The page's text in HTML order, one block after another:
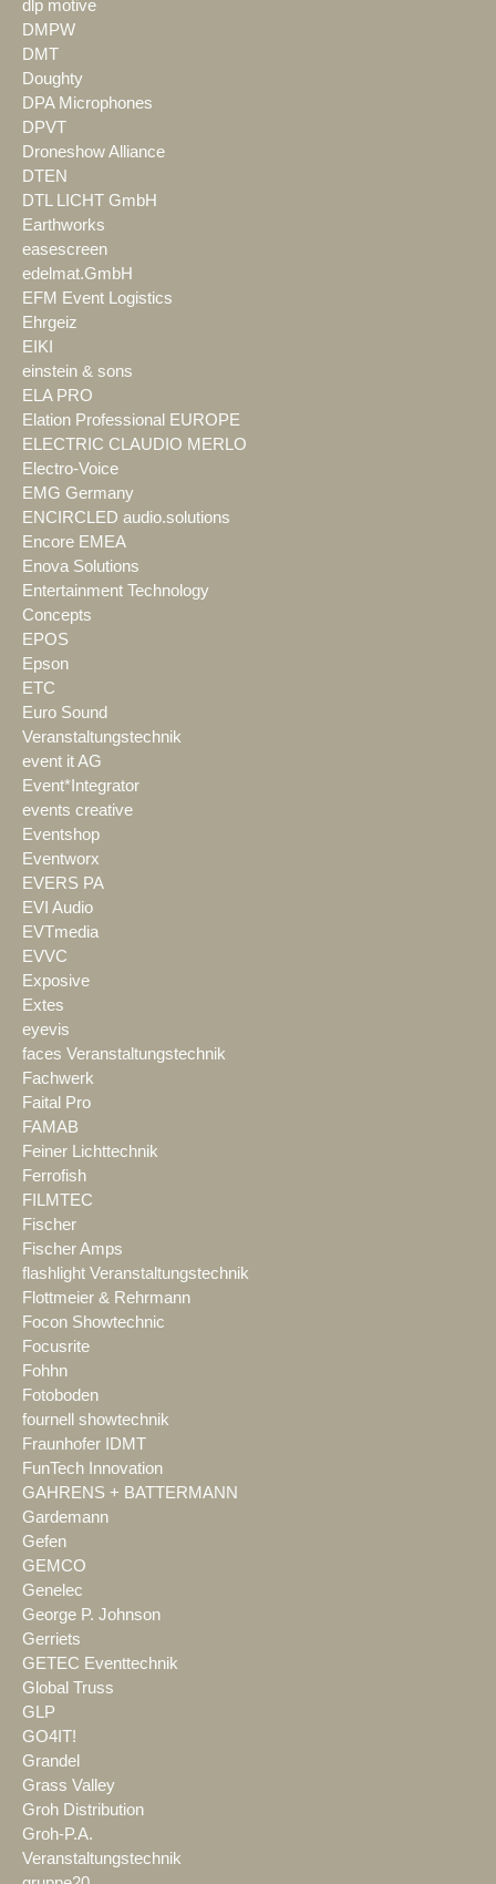
dlp motive
DMPW
DMT
Doughty
DPA Microphones
DPVT
Droneshow Alliance
DTEN
DTL LICHT GmbH
Earthworks
easescreen
edelmat.GmbH
EFM Event Logistics
Ehrgeiz
EIKI
einstein & sons
ELA PRO
Elation Professional EUROPE
ELECTRIC CLAUDIO MERLO
Electro-Voice
EMG Germany
ENCIRCLED audio.solutions
Encore EMEA
Enova Solutions
Entertainment Technology
Concepts
EPOS
Epson
ETC
Euro Sound
Veranstaltungstechnik
event it AG
Event*Integrator
events creative
Eventshop
Eventworx
EVERS PA
EVI Audio
EVTmedia
EVVC
Exposive
Extes
eyevis
faces Veranstaltungstechnik
Fachwerk
Faital Pro
FAMAB
Feiner Lichttechnik
Ferrofish
FILMTEC
Fischer
Fischer Amps
flashlight Veranstaltungstechnik
Flottmeier & Rehrmann
Focon Showtechnic
Focusrite
Fohhn
Fotoboden
fournell showtechnik
Fraunhofer IDMT
FunTech Innovation
GAHRENS + BATTERMANN
Gardemann
Gefen
GEMCO
Genelec
George P. Johnson
Gerriets
GETEC Eventtechnik
Global Truss
GLP
GO4IT!
Grandel
Grass Valley
Groh Distribution
Groh-P.A.
Veranstaltungstechnik